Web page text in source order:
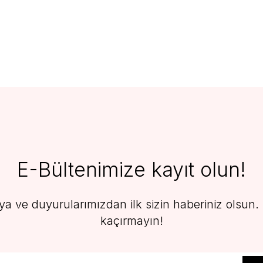
E-Bültenimize kayıt olun!
ve duyurularımızdan ilk sizin haberiniz olsun.
kaçırmayın!